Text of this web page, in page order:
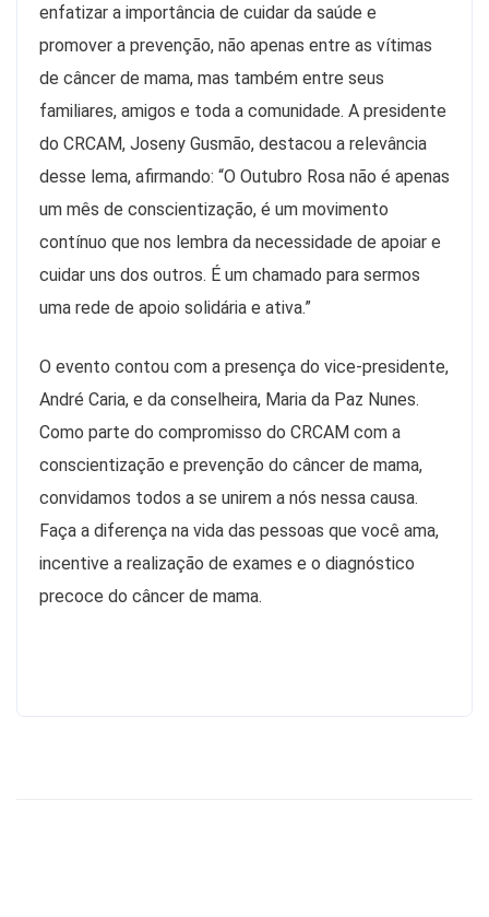
enfatizar a importância de cuidar da saúde e
promover a prevenção, não apenas entre as vítimas
de câncer de mama, mas também entre seus
familiares, amigos e toda a comunidade. A presidente
do CRCAM, Joseny Gusmão, destacou a relevância
desse lema, afirmando: “O Outubro Rosa não é apenas
um mês de conscientização, é um movimento
contínuo que nos lembra da necessidade de apoiar e
cuidar uns dos outros. É um chamado para sermos
uma rede de apoio solidária e ativa.”
O evento contou com a presença do vice-presidente,
André Caria, e da conselheira, Maria da Paz Nunes.
Como parte do compromisso do CRCAM com a
conscientização e prevenção do câncer de mama,
convidamos todos a se unirem a nós nessa causa.
Faça a diferença na vida das pessoas que você ama,
incentive a realização de exames e o diagnóstico
precoce do câncer de mama.